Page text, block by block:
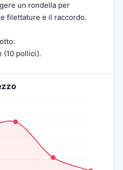
un rondella per
filettature e il raccordo.
(10 pollici).